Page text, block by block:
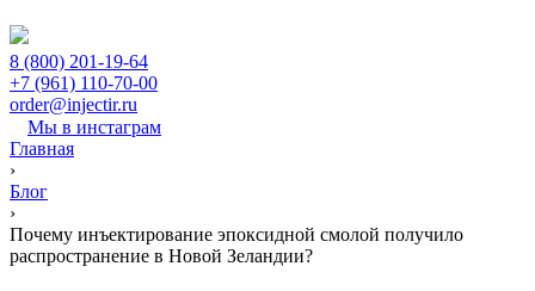
8 (800) 201-19-64
+7 (961) 110-70-00
order@injectir.ru
Мы в инстаграм
Главная
›
Блог
›
Почему инъектирование эпоксидной смолой получило
распространение в Новой Зеландии?